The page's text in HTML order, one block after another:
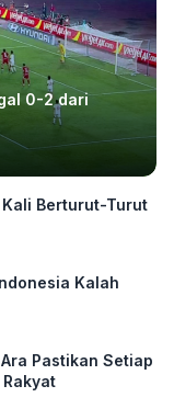
0-2 dari
Kali Berturut-Turut
Kalah
Pastikan Setiap